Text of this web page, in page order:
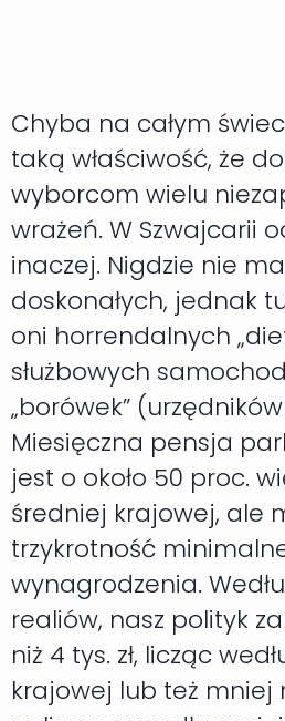
Chyba na całym
taką właściwość, że
wyborcom wielu
wrażeń. W Szwajcarii
inaczej. Nigdzie nie
doskonałych, jednak
oni horrendalnych
służbowych
„borówek”
Miesięczna pensja
jest o około 50 proc.
średniej krajowej, ale
trzykrotność
wynagrodzenia.
realiów, nasz polityk
niż 4 tys. zł, licząc
krajowej lub też mniej